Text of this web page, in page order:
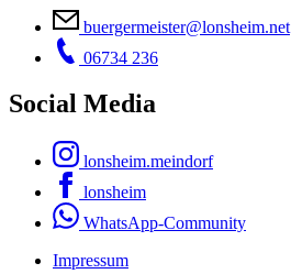
buergermeister@lonsheim.net
06734 236
Social Media
lonsheim.meindorf
lonsheim
WhatsApp-Community
Impressum